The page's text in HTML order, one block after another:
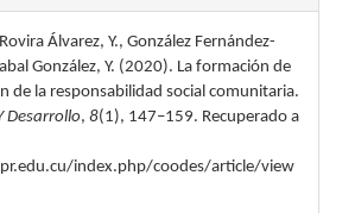
Álvarez, Y., González Fernández-
González, Y. (2020). La formación de
de la responsabilidad social comunitaria.
Desarrollo, 8(1), 147–159. Recuperado a
index.php/coodes/article/view